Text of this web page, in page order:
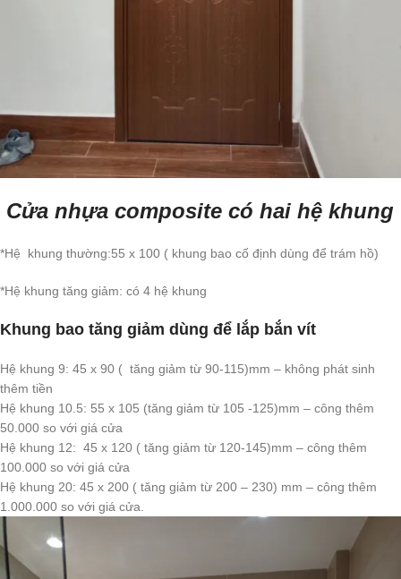
Cửa nhựa composite có hai hệ khung
*Hệ khung thường:55 x 100 ( khung bao cố định dùng để trám hồ)
*Hệ khung tăng giảm: có 4 hệ khung
Khung bao tăng giảm dùng để lắp bắn vít
Hệ khung 9: 45 x 90 ( tăng giảm từ 90-115)mm – không phát sinh
thêm tiền
Hệ khung 10.5: 55 x 105 (tăng giảm từ 105 -125)mm – công thêm
50.000 so với giá cửa
Hệ khung 12: 45 x 120 ( tăng giảm từ 120-145)mm – công thêm
100.000 so với giá cửa
Hệ khung 20: 45 x 200 ( tăng giảm từ 200 – 230) mm – công thêm
1.000.000 so với giá cửa.